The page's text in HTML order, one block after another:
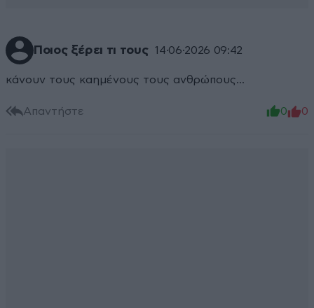
Ποιος ξέρει τι τους 14·06·2026 09:42
κάνουν τους καημένους τους ανθρώπους...
Απαντήστε 0 0